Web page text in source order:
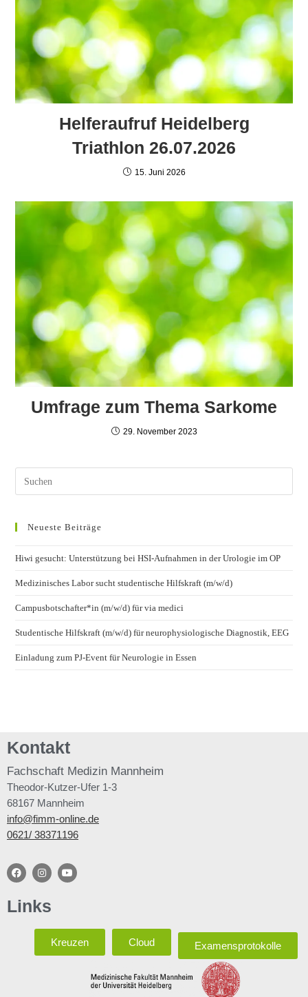
Helferaufruf Heidelberg
Triathlon 26.07.2026
15. Juni 2026
Umfrage zum Thema Sarkome
29. November 2023
Neueste Beiträge
Hiwi gesucht: Unterstützung bei HSI-Aufnahmen in der Urologie im OP
Medizinisches Labor sucht studentische Hilfskraft (m/w/d)
Campusbotschafter*in (m/w/d) für via medici
Studentische Hilfskraft (m/w/d) für neurophysiologische Diagnostik, EEG
Einladung zum PJ-Event für Neurologie in Essen
Kontakt
Fachschaft Medizin Mannheim
Theodor-Kutzer-Ufer 1-3
68167 Mannheim
info@fimm-online.de
0621/ 38371196
Links
Kreuzen Cloud Examensprotokolle